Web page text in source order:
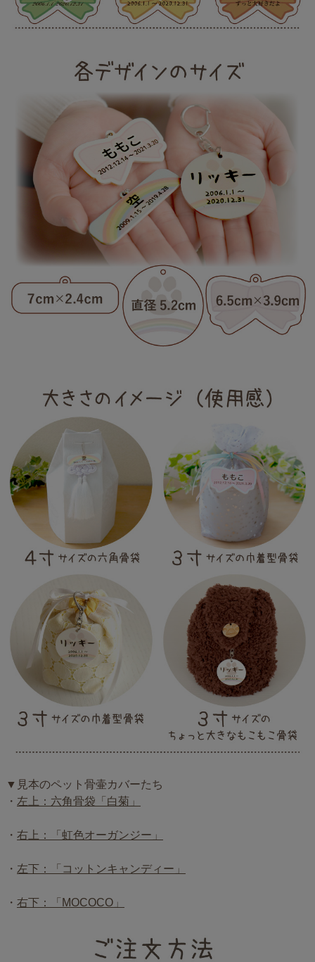
▼見本のペット骨壷カバーたち
・ 左上：六角骨袋「白菊」
・ 右上：「虹色オーガンジー」
・ 左下：「コットンキャンディー」
・ 右下：「MOCOCO」